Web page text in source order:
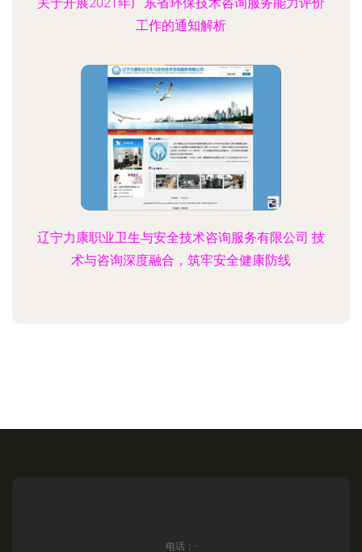
工作的通知解析
辽宁力康职业卫生与安全技术咨询服务有限公司 技
术与咨询深度融合，筑牢安全健康防线
电话：-